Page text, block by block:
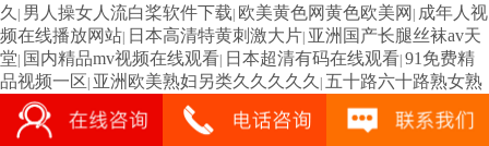
久 | 男人操女人流白桨软件下载| 欧美黄色网黄色欧美网 | 成年人视
频在线播放网站| 日本高清特黄刺激大片| 亚洲国产长腿丝袜av天
堂| 国内精品mv视频在线观看| 日本超清有码在线观看| 91免费精
品视频一区| 亚洲欧美熟妇另类久久久久久 | 五十路六十路熟女熟
亚洲狠狠婷婷久久综合 美女摸自己下面出白浆的视频
青午夜手机视频| 天天摸天天操天天操|免费看日本特黄特色|2020